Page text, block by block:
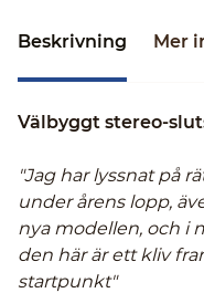
Beskrivning Mer
Välbyggt stereo-
"Jag har lyssnat på
under årens lopp,
nya modellen, och i
den här är ett kliv
startpunkt"